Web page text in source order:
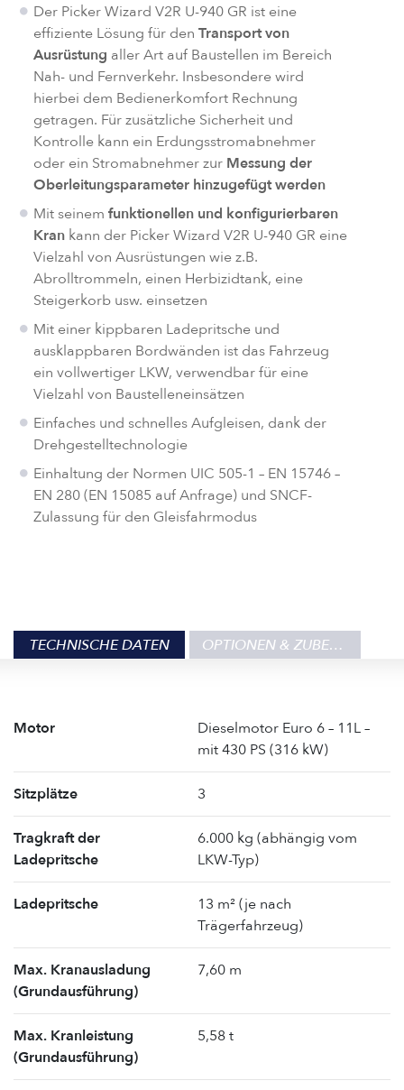
Der Picker Wizard V2R U-940 GR ist eine
effiziente Lösung für denTransport von
Ausrüstung aller Art auf Baustellen im Bereich
Nah- und Fernverkehr. Insbesondere wird
hierbei dem Bedienerkomfort Rechnung
getragen. Für zusätzliche Sicherheit und
Kontrolle kann ein Erdungsstromabnehmer
oder ein Stromabnehmer zur Messung der
Oberleitungsparameter hinzugefügt werden
Mit seinemfunktionellen und konfigurierbaren
Kran kann der Picker Wizard V2R U-940 GR eine
Vielzahl von Ausrüstungen wie z.B.
Abrolltrommeln, einen Herbizidtank, eine
Steigerkorb usw. einsetzen
Mit einer kippbaren Ladepritsche und
ausklappbaren Bordwänden ist das Fahrzeug
ein vollwertiger LKW, verwendbar für eine
Vielzahl von Baustelleneinsätzen
Einfaches und schnelles Aufgleisen, dank der
Drehgestelltechnologie
Einhaltung der Normen UIC 505-1 – EN 15746 –
EN 280 (EN 15085 auf Anfrage) und SNCF-
Zulassung für den Gleisfahrmodus
TECHNISCHE DATEN OPTIONEN & ZUBEHÖR
Motor
Dieselmotor Euro 6 – 11L –
mit 430 PS (316 kW)
Sitzplätze 3
Tragkraft der
Ladepritsche
6.000 kg (abhängig vom
LKW-Typ)
Ladepritsche
13 m² (je nach
Trägerfahrzeug)
Max. Kranausladung
(Grundausführung)
7,60 m
Max. Kranleistung
(Grundausführung)
5,58 t